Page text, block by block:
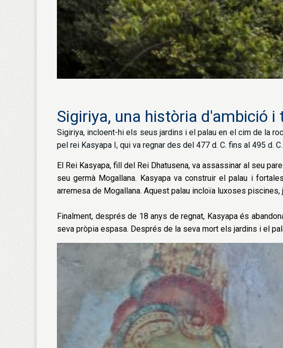
Sigiriya, una història d'ambició i
Sigiriya, incloent-hi els seus jardins i el palau en el cim de la
pel rei Kasyapa I, qui va regnar des del 477 d. C. fins al 495 d. C.
El Rei Kasyapa, fill del Rei Dhatusena, va assassinar al seu
seu germà Mogallana. Kasyapa va construir el palau i
arremesa de Mogallana. Aquest palau incloïa luxoses
Finalment, després de 18 anys de regnat, Kasyapa és
seva pròpia espasa. Després de la seva mort els jardins i el